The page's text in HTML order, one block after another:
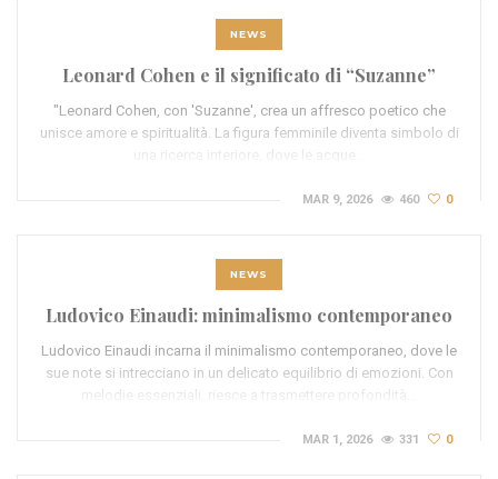
NEWS
Leonard Cohen e il significato di “Suzanne”
"Leonard Cohen, con 'Suzanne', crea un affresco poetico che
unisce amore e spiritualità. La figura femminile diventa simbolo di
una ricerca interiore, dove le acque…
MAR 9, 2026 460 0
NEWS
Ludovico Einaudi: minimalismo contemporaneo
Ludovico Einaudi incarna il minimalismo contemporaneo, dove le
sue note si intrecciano in un delicato equilibrio di emozioni. Con
melodie essenziali, riesce a trasmettere profondità…
MAR 1, 2026 331 0